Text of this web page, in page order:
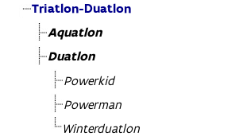
Triatlon-Duatlon
Aquatlon
Duatlon
Powerkid
Powerman
Winterduatlon